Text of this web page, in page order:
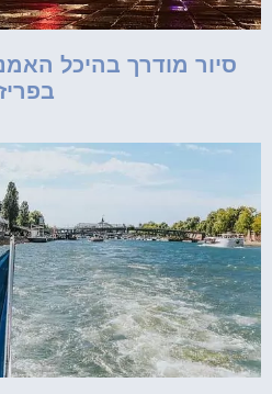
סיור מודרך בהיכל
בפריז